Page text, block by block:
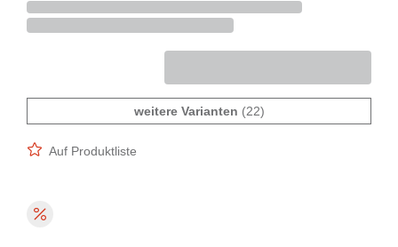
weitere Varianten (22)
Auf Produktliste